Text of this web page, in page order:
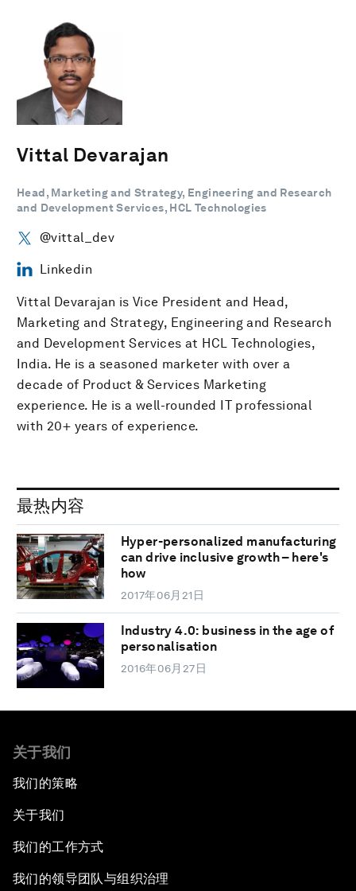
Vittal Devarajan
Head, Marketing and Strategy, Engineering and Research
and Development Services, HCL Technologies
@vittal_dev
Linkedin
Vittal Devarajan is Vice President and Head,
Marketing and Strategy, Engineering and Research
and Development Services at HCL Technologies,
India. He is a seasoned marketer with over a
decade of Product & Services Marketing
experience. He is a well-rounded IT professional
with 20+ years of experience.
最热内容
Hyper-personalized manufacturing
can drive inclusive growth – here's
how
2017年06月21日
Industry 4.0: business in the age of
personalisation
2016年06月27日
关于我们
我们的策略
关于我们
我们的工作方式
我们的领导团队与组织治理